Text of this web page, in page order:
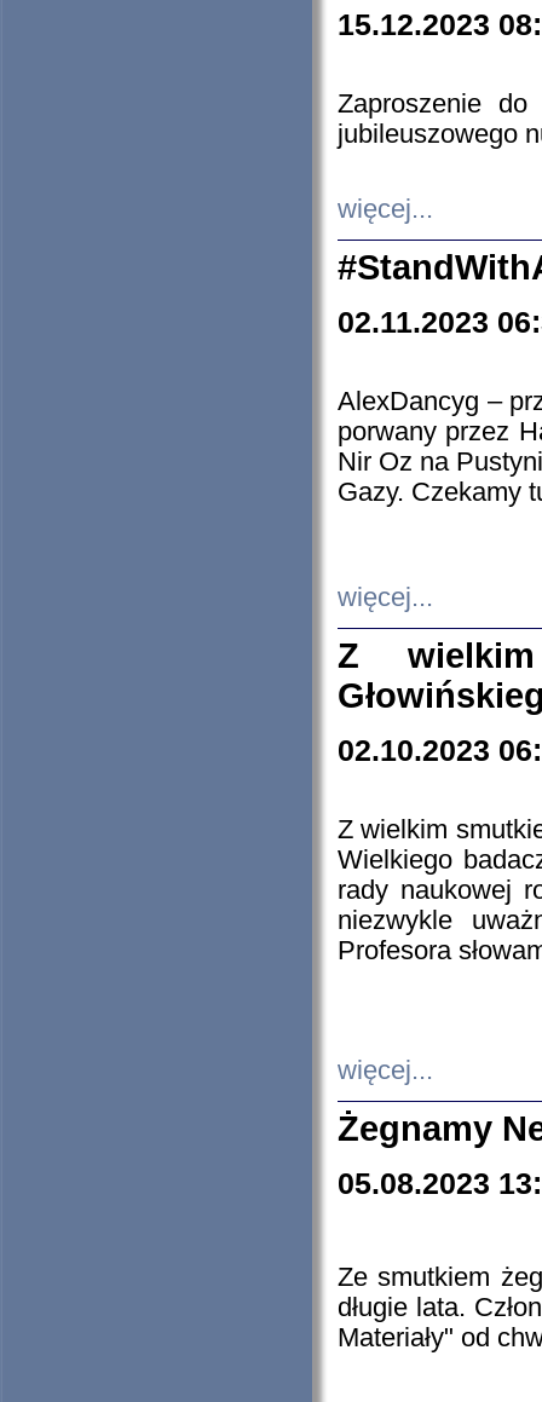
15.12.2023
Zaproszenie do
jubileuszowego
więcej...
02.11.2023
AlexDancyg –
porwany przez
Nir Oz na
Gazy. Czekamy
więcej...
Z
02.10.2023
Z wielkim
Wielkiego
rady naukowej
niezwykle
Profesora
więcej...
Żegnamy
05.08.2023
Ze smutkiem
długie lata.
Materiały" od